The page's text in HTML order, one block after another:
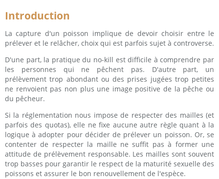
Introduction
La capture d'un poisson implique de devoir choisir entre le
prélever et le relâcher, choix qui est parfois sujet à controverse.
D'une part, la pratique du no-kill est difficile à comprendre par
les personnes qui ne pêchent pas. D'autre part, un
prélèvement trop abondant ou des prises jugées trop petites
ne renvoient pas non plus une image positive de la pêche ou
du pêcheur.
Si la réglementation nous impose de respecter des mailles (et
parfois des quotas), elle ne fixe aucune autre règle quant à la
logique à adopter pour décider de prélever un poisson. Or, se
contenter de respecter la maille ne suffit pas à former une
attitude de prélèvement responsable. Les mailles sont souvent
trop basses pour garantir le respect de la maturité sexuelle des
poissons et assurer le bon renouvellement de l'espèce.